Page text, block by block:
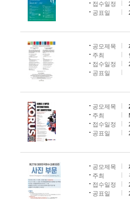
접수일정
공표일
공모제목
주최
접수일정
공표일
공모제목
주최
접수일정
공표일
공모제목
주최
접수일정
공표일